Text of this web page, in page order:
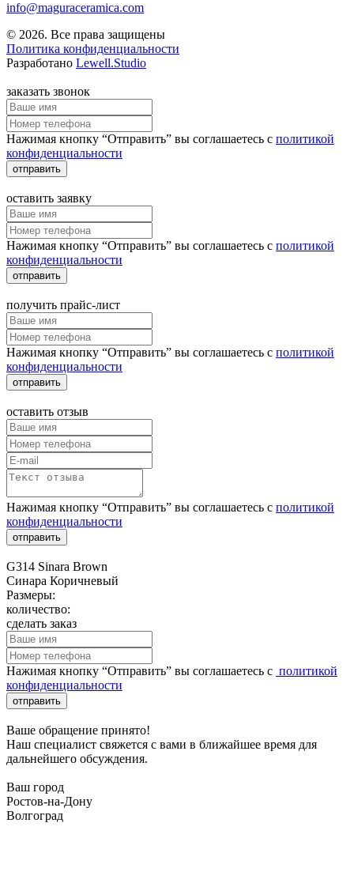
info@maguraceramica.com
© 2026. Все права защищены
Политика конфиденциальности
Разработано Lewell.Studio
заказать звонок
Нажимая кнопку “Отправить” вы соглашаетесь с политикой
конфиденциальности
отправить
оставить заявку
Нажимая кнопку “Отправить” вы соглашаетесь с политикой
конфиденциальности
отправить
получить прайс-лист
Нажимая кнопку “Отправить” вы соглашаетесь с политикой
конфиденциальности
отправить
оставить отзыв
Нажимая кнопку “Отправить” вы соглашаетесь с политикой
конфиденциальности
отправить
G314 Sinara Brown
Синара Коричневый
Размеры:
количество:
сделать заказ
Нажимая кнопку “Отправить” вы соглашаетесь с политикой
конфиденциальности
отправить
Ваше обращение принято!
Наш специалист свяжется с вами в ближайшее время для
дальнейшего обсуждения.
Ваш город
Ростов-на-Дону
Волгоград